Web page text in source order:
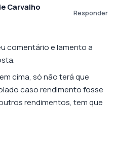
Carvalho
Responder
comentário e lamento a
cima, só não terá que
caso rendimento fosse
rendimentos, tem que